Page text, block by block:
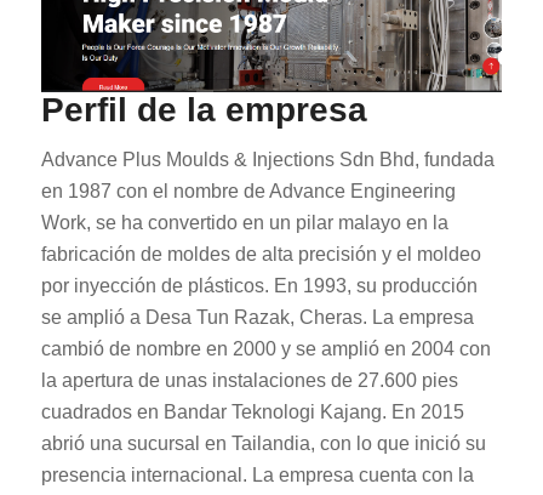
Perfil de la empresa
Advance Plus Moulds & Injections Sdn Bhd, fundada
en 1987 con el nombre de Advance Engineering
Work, se ha convertido en un pilar malayo en la
fabricación de moldes de alta precisión y el moldeo
por inyección de plásticos. En 1993, su producción
se amplió a Desa Tun Razak, Cheras. La empresa
cambió de nombre en 2000 y se amplió en 2004 con
la apertura de unas instalaciones de 27.600 pies
cuadrados en Bandar Teknologi Kajang. En 2015
abrió una sucursal en Tailandia, con lo que inició su
presencia internacional. La empresa cuenta con la